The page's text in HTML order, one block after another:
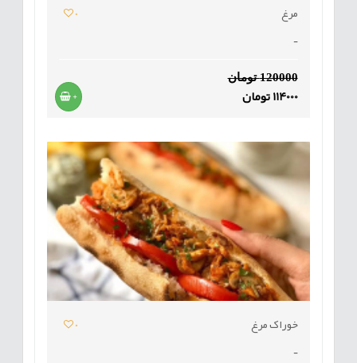
مرغ
0
-
120000 تومان
114000 تومان +
خوراک مرغ
0
-